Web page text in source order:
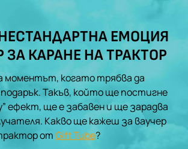
ЕМОЦИЯ
ЗА КАРАНЕ НА ТРАКТОР
моментът, когато трябва да
Такъв, който ще постигне
ефект, ще е забавен и ще зарадва
Какво ще кажеш за ваучер
отGift Tube?